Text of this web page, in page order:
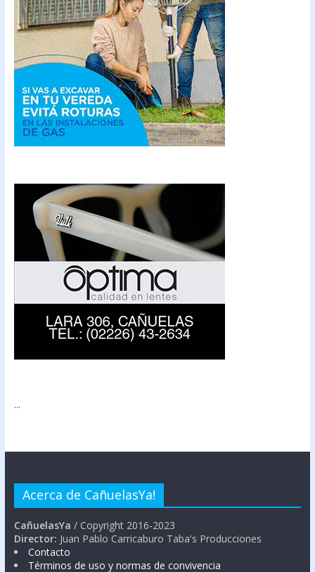
...
Acerca de CañuelasYa!
CañuelasYa / Copyright 2016-2023
Director: Juan Pablo Carricaburo Taba's Producciones
Contacto
Términos de uso y normas de convivencia